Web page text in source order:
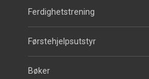
Ferdighetstrening
Førstehjelpsutstyr
Bøker